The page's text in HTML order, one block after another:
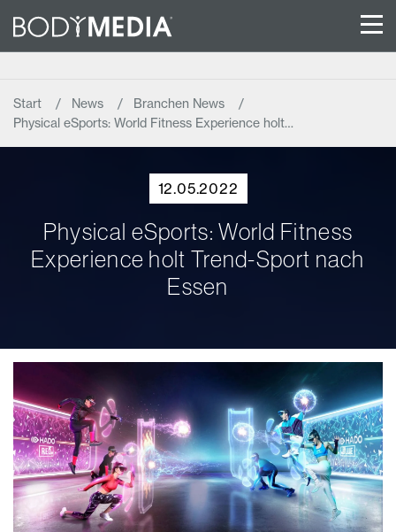
Start News
Branchen News
Physical eSports: World Fitness Experience holt…
12.05.2022
Physical eSports: World Fitness
Experience holt Trend-Sport nach
Essen